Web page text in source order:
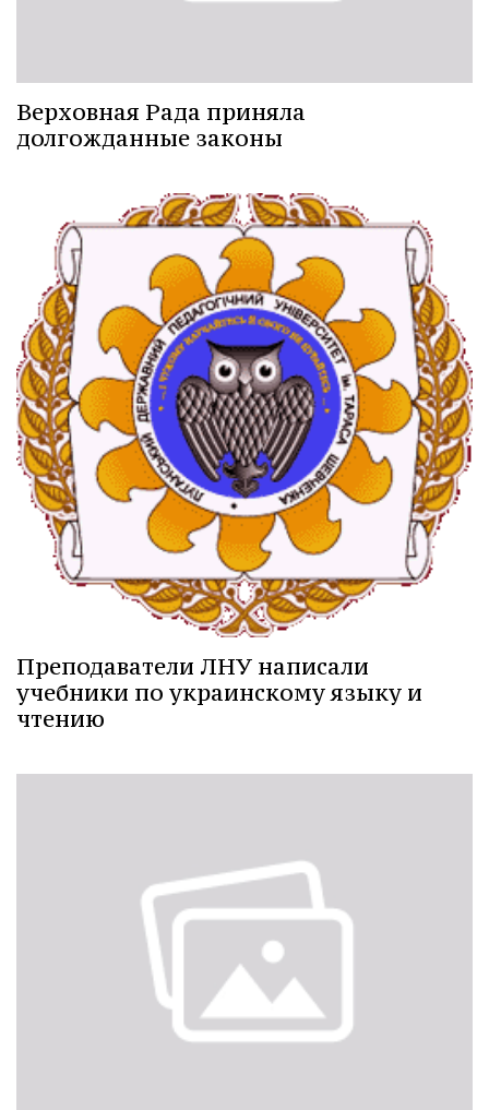
Верховная Рада приняла
долгожданные законы
Преподаватели ЛНУ написали
учебники по украинскому языку и
чтению